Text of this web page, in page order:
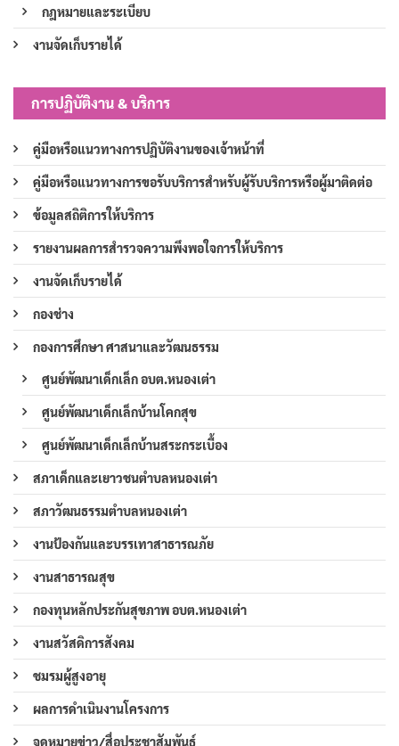
กฎหมายและระเบียบ
งานจัดเก็บรายได้
การปฏิบัติงาน & บริการ
คู่มือหรือแนวทางการปฏิบัติงานของเจ้าหน้าที่
คู่มือหรือแนวทางการขอรับบริการสำหรับผู้รับบริการหรือผู้มาติดต่อ
ข้อมูลสถิติการให้บริการ
รายงานผลการสำรวจความพึงพอใจการให้บริการ
งานจัดเก็บรายได้
กองช่าง
กองการศึกษา ศาสนาและวัฒนธรรม
ศูนย์พัฒนาเด็กเล็ก อบต.หนองเต่า
ศูนย์พัฒนาเด็กเล็กบ้านโคกสุข
ศูนย์พัฒนาเด็กเล็กบ้านสระกระเบื้อง
สภาเด็กและเยาวชนตำบลหนองเต่า
สภาวัฒนธรรมตำบลหนองเต่า
งานป้องกันและบรรเทาสาธารณภัย
งานสาธารณสุข
กองทุนหลักประกันสุขภาพ อบต.หนองเต่า
งานสวัสดิการสังคม
ชมรมผู้สูงอายุ
ผลการดำเนินงานโครงการ
จดหมายข่าว/สื่อประชาสัมพันธ์